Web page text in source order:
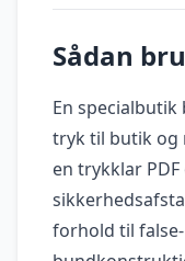
Sådan
En
tryk til butik og
en trykklar
forhold til